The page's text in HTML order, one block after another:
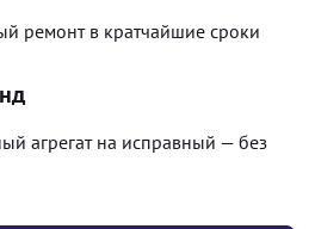
ремонт в кратчайшие сроки
агрегат на исправный — без